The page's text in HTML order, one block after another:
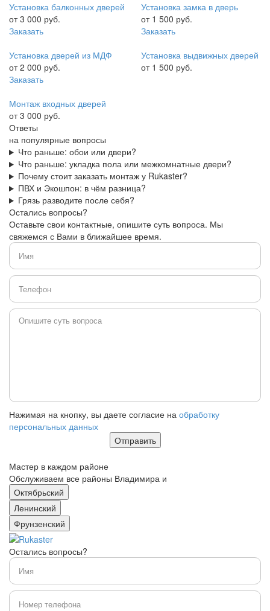
Установка балконных дверей
от 3 000 руб.
Установка замка в дверь
от 1 500 руб.
Заказать
Установка дверей из МДФ
от 2 000 руб.
Заказать
Установка выдвижных дверей
от 1 500 руб.
Заказать
Монтаж входных дверей
от 3 000 руб.
Ответы
на популярные вопросы
Что раньше: обои или двери?
Что раньше: укладка пола или межкомнатные двери?
Почему стоит заказать монтаж у Rukaster?
ПВХ и Экошпон: в чём разница?
Грязь разводите после себя?
Остались вопросы?
Оставьте свои контактные, опишите суть вопроса. Мы
свяжемся с Вами в ближайшее время.
Нажимая на кнопку, вы даете согласие на обработку
персональных данных
Мастер в каждом районе
Обслуживаем все районы Владимира и
Октябрьский
Ленинский
Фрунзенский
Остались вопросы?